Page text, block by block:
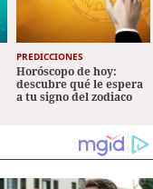
PREDICCIONES
Horóscopo de hoy:
descubre qué le espera
a tu signo del zodiaco